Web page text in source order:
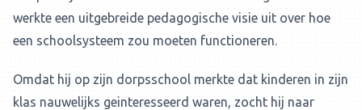
werkte een uitgebreide pedagogische visie uit over hoe
een schoolsysteem zou moeten functioneren.
Omdat hij op zijn dorpsschool merkte dat kinderen in zijn
klas nauwelijks geinteresseerd waren, zocht hij naar